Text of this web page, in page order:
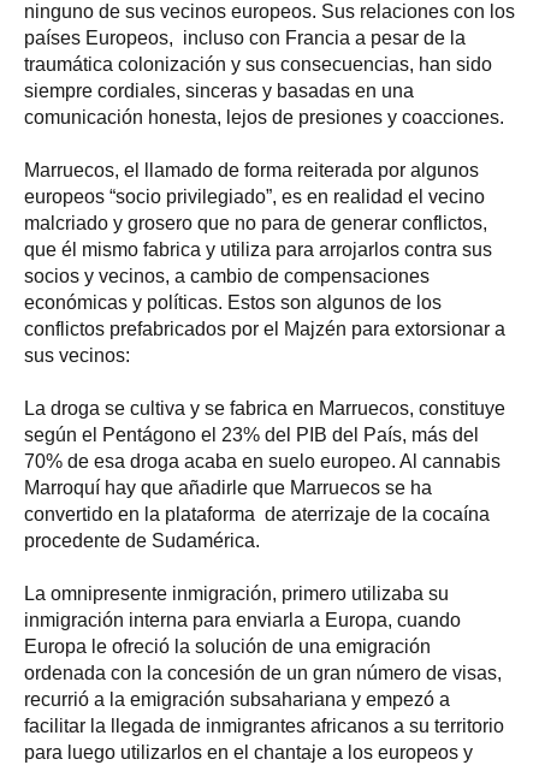
ninguno de sus vecinos europeos. Sus relaciones con los
países Europeos, incluso con Francia a pesar de la
traumática colonización y sus consecuencias, han sido
siempre cordiales, sinceras y basadas en una
comunicación honesta, lejos de presiones y coacciones.
Marruecos, el llamado de forma reiterada por algunos
europeos “socio privilegiado”, es en realidad el vecino
malcriado y grosero que no para de generar conflictos,
que él mismo fabrica y utiliza para arrojarlos contra sus
socios y vecinos, a cambio de compensaciones
económicas y políticas. Estos son algunos de los
conflictos prefabricados por el Majzén para extorsionar a
sus vecinos:
La droga se cultiva y se fabrica en Marruecos, constituye
según el Pentágono el 23% del PIB del País, más del
70% de esa droga acaba en suelo europeo. Al cannabis
Marroquí hay que añadirle que Marruecos se ha
convertido en la plataforma de aterrizaje de la cocaína
procedente de Sudamérica.
La omnipresente inmigración, primero utilizaba su
inmigración interna para enviarla a Europa, cuando
Europa le ofreció la solución de una emigración
ordenada con la concesión de un gran número de visas,
recurrió a la emigración subsahariana y empezó a
facilitar la llegada de inmigrantes africanos a su territorio
para luego utilizarlos en el chantaje a los europeos y